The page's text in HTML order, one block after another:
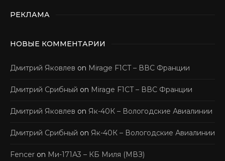
РЕКЛАМА
НОВЫЕ КОММЕНТАРИИ
Дмитрий Яковлев on Mirage F1CT – ВВС Франции
Дмитрий Срибный on Mirage F1CT – ВВС Франции
Дмитрий Яковлев on Як-40К – Вологодские Авиалинии
Дмитрий Срибный on Як-40К – Вологодские Авиалинии
Fencer on Ми-171А3 – КБ Миля (МВЗ)